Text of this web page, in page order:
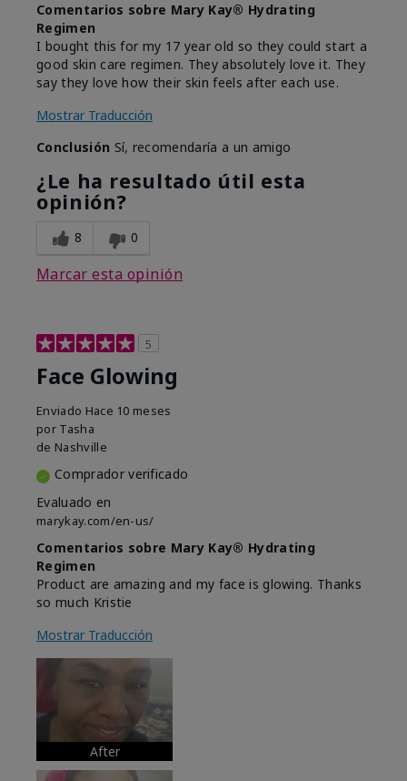
Comentarios sobre Mary Kay® Hydrating
Regimen
I bought this for my 17 year old so they could start a
good skin care regimen. They absolutely love it. They
say they love how their skin feels after each use.
Mostrar Traducción
Conclusión Sí, recomendaría a un amigo
¿Le ha resultado útil esta
opinión?
8 0
Marcar esta opinión
5
Face Glowing
Enviado Hace 10 meses
por Tasha
de Nashville
Comprador verificado
Evaluado en
marykay.com/en-us/
Comentarios sobre Mary Kay® Hydrating
Regimen
Product are amazing and my face is glowing. Thanks
so much Kristie
Mostrar Traducción
After